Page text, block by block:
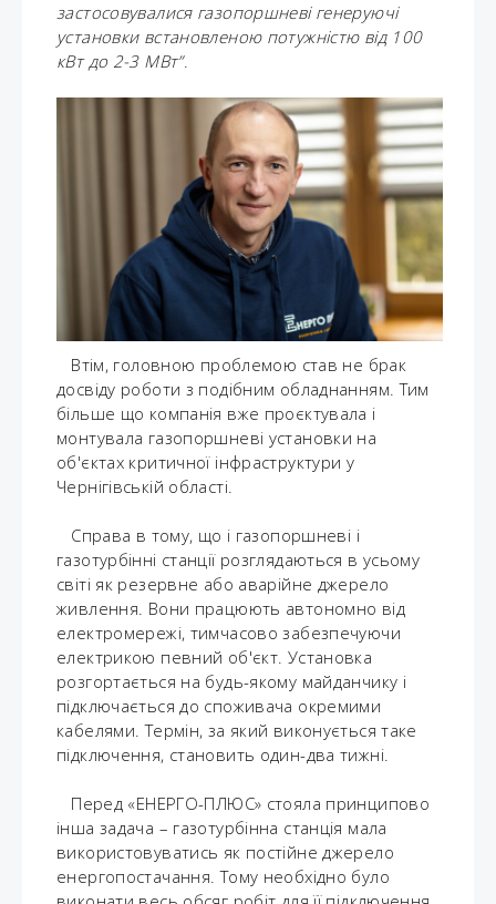
застосовувалися газопоршневі генеруючі
установки встановленою потужністю від 100
кВт до 2-3 МВт”.
Втім, головною проблемою став не брак
досвіду роботи з подібним обладнанням. Тим
більше що компанія вже проєктувала і
монтувала газопоршневі установки на
об'єктах критичної інфраструктури у
Чернігівській області.
Справа в тому, що і газопоршневі і
газотурбінні станції розглядаються в усьому
світі як резервне або аварійне джерело
живлення. Вони працюють автономно від
електромережі, тимчасово забезпечуючи
електрикою певний об'єкт. Установка
розгортається на будь-якому майданчику і
підключається до споживача окремими
кабелями. Термін, за який виконується таке
підключення, становить один-два тижні.
Перед «ЕНЕРГО-ПЛЮС» стояла принципово
інша задача – газотурбінна станція мала
використовуватись як постійне джерело
енергопостачання. Тому необхідно було